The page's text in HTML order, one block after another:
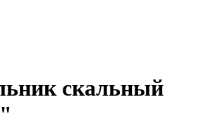
скальный